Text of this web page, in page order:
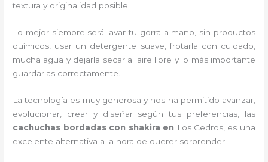
textura y originalidad posible.
Lo mejor siempre será lavar tu gorra a mano, sin productos
químicos, usar un detergente suave, frotarla con cuidado,
mucha agua y dejarla secar al aire libre y lo más importante
guardarlas correctamente.
La tecnología es muy generosa y nos ha permitido avanzar,
evolucionar, crear y diseñar según tus preferencias, las
cachuchas bordadas con shakira en Los Cedros, es una
excelente alternativa a la hora de querer sorprender.